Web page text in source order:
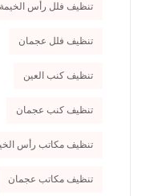
تنظيف فلل رأس الخيمة
تنظيف فلل عجمان
تنظيف كنب العين
تنظيف كنب عجمان
تنظيف مكاتب رأس
تنظيف مكاتب عجمان